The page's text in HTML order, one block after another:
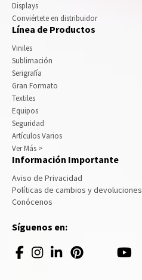
Displays
Conviértete en distribuidor
Línea de Productos
Viniles
Sublimación
Serigrafía
Gran Formato
Textiles
Equipos
Seguridad
Artículos Varios
Ver Más >
Información Importante
Aviso de Privacidad
Políticas de cambios y devoluciones
Conócenos
Síguenos en: